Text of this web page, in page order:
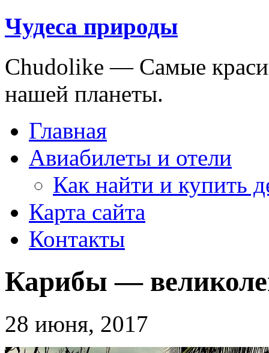
Чудеса природы
Chudolike — Cамые
нашей планеты.
Главная
Авиабилеты и отели
Как найти и купить
Карта сайта
Контакты
Карибы —
28 июня, 2017